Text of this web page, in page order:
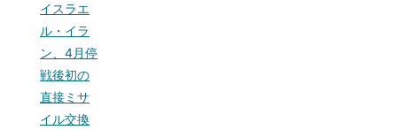
イスラエ
ル・イラ
ン、4月停
戦後初の
直接ミサ
イル交換